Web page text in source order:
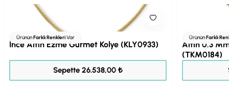
ÜrününFarklı RenkleriVar
İnce Altın Ezme Gurmet Kolye (KLY0933)
Sepette 26.538,00 ₺
ÜrününFarklı
Altın 0.3
(TKM0184)